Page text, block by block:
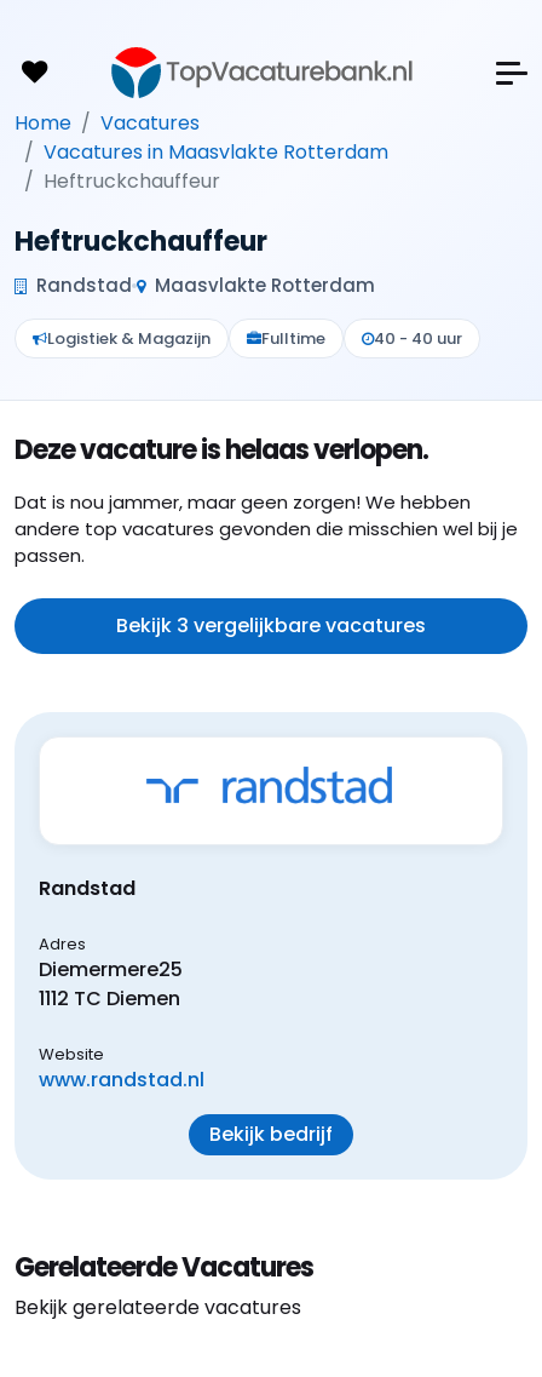
Home
Vacatures
Vacatures in Maasvlakte Rotterdam
Heftruckchauffeur
Heftruckchauffeur
Randstad Maasvlakte Rotterdam
Logistiek & Magazijn Fulltime 40 - 40 uur
Deze vacature is helaas verlopen.
Dat is nou jammer, maar geen zorgen! We hebben
andere top vacatures gevonden die misschien wel bij je
passen.
Bekijk 3 vergelijkbare vacatures
Randstad
Adres
Diemermere25
1112 TC Diemen
Website
www.randstad.nl
Bekijk bedrijf
Gerelateerde Vacatures
Bekijk gerelateerde vacatures